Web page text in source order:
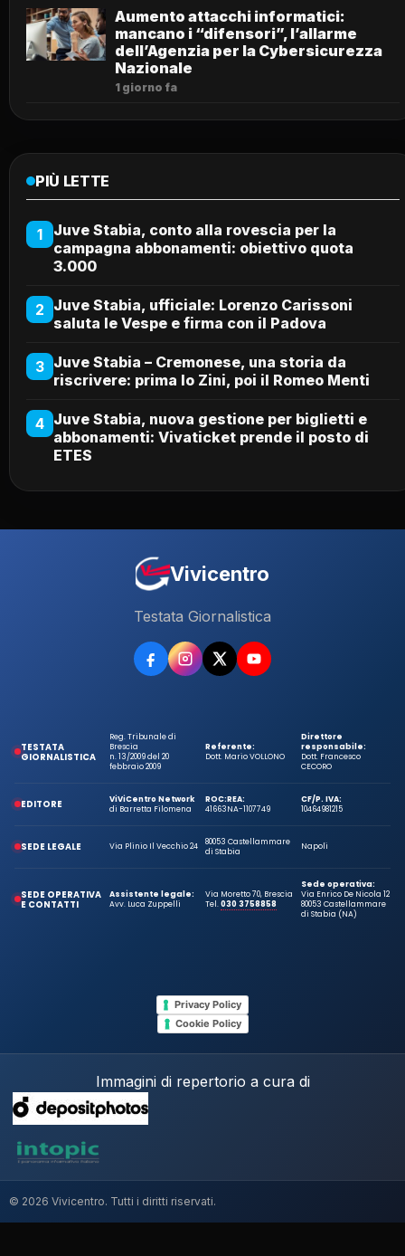
Aumento attacchi informatici:
mancano i “difensori”, l’allarme
dell’Agenzia per la Cybersicurezza
Nazionale
1 giorno fa
PIÙ LETTE
1
Juve Stabia, conto alla rovescia per la
campagna abbonamenti: obiettivo quota
3.000
2 Juve Stabia, ufficiale: Lorenzo Carissoni
saluta le Vespe e firma con il Padova
3 Juve Stabia – Cremonese, una storia da
riscrivere: prima lo Zini, poi il Romeo Menti
4 Juve Stabia, nuova gestione per biglietti e
abbonamenti: Vivaticket prende il posto di
ETES
Vivicentro
Testata Giornalistica
TESTATA
GIORNALISTICA
Reg. Tribunale di
Brescia
n. 13/2009 del 20
febbraio 2009
Referente:
Dott. Mario VOLLONO
Direttore
responsabile:
Dott. Francesco
CECORO
EDITORE
ViViCentro Network
di Barretta Filomena
ROC:
41663
REA:
NA-1107749
CF/P. IVA:
10464981215
SEDE LEGALE Via Plinio Il Vecchio 24
80053 Castellammare
di Stabia
Napoli
SEDE OPERATIVA
E CONTATTI
Assistente legale:
Avv. Luca Zuppelli
Via Moretto 70, Brescia
Tel.030 3758858
Sede operativa:
Via Enrico De Nicola 12
80053 Castellammare
di Stabia (NA)
Privacy Policy
Cookie Policy
Immagini di repertorio a cura di
© 2026 Vivicentro. Tutti i diritti riservati.